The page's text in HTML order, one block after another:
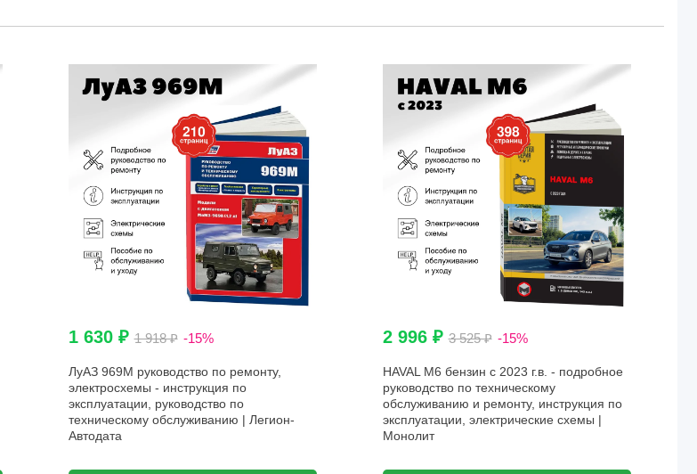
1 630 ₽1 918 ₽ -15%
ЛуАЗ 969М руководство по ремонту,
электросхемы - инструкция по
эксплуатации, руководство по
техническому обслуживанию | Легион-
Автодата
2 996 ₽3 525 ₽ -15%
HAVAL M6 бензин с 2023 г.в. - подробное
руководство по техническому
обслуживанию и ремонту, инструкция по
эксплуатации, электрические схемы |
Монолит